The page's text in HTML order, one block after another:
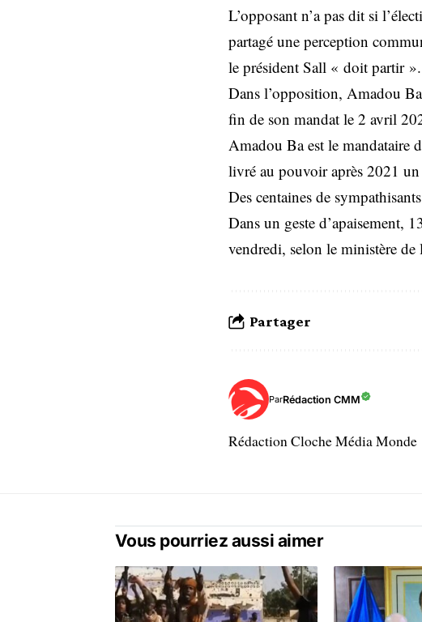
L’opposant n’a pas dit si
partagé une perception
le président Sall « doit partir ».
Dans l’opposition, Amadou
fin de son mandat le 2 avril
Amadou Ba est le mandataire
livré au pouvoir après 2021 un
Des centaines de
Dans un geste d’apaisement,
vendredi, selon le ministère de
Partager
ParRédaction CMM
Rédaction Cloche Média Monde
Vous pourriez aussi aimer